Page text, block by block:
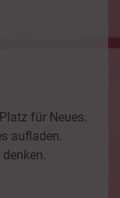
für Neues.
aufladen.